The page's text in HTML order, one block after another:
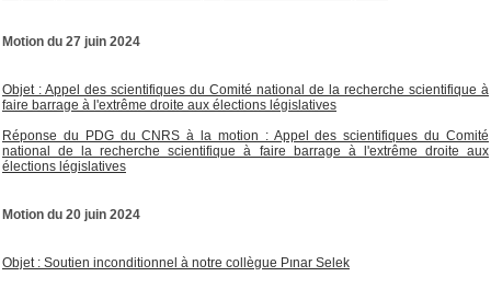
Motion du 27 juin 2024
Objet : Appel des scientifiques du Comité national de la recherche scientifique à
faire barrage à l'extrême droite aux élections législatives
Réponse du PDG du CNRS à la motion : Appel des scientifiques du Comité
national de la recherche scientifique à faire barrage à l'extrême droite aux
élections législatives
Motion du 20 juin 2024
Objet : Soutien inconditionnel à notre collègue Pınar Selek